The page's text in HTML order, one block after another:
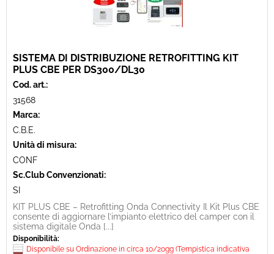
SISTEMA DI DISTRIBUZIONE RETROFITTING KIT
PLUS CBE PER DS300/DL30
Cod. art.:
31568
Marca:
C.B.E.
Unità di misura:
CONF
Sc.Club Convenzionati:
SI
KIT PLUS CBE – Retrofitting Onda Connectivity Il Kit Plus CBE
consente di aggiornare l’impianto elettrico del camper con il
sistema digitale Onda [...]
Disponibilità:
Disponibile su Ordinazione in circa 10/20gg (Tempistica indicativa